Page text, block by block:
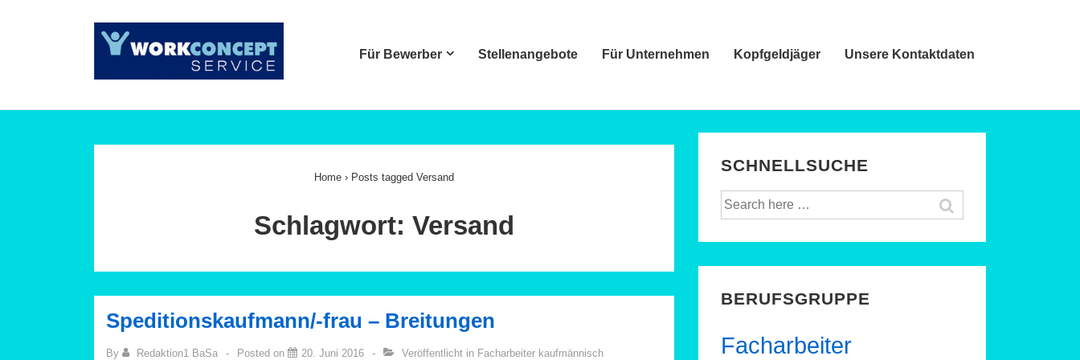
Für Bewerber Stellenangebote Für Unternehmen Kopfgeldjäger Unsere Kontaktdaten
Home › Posts tagged Versand
Schlagwort:Versand
Speditionskaufmann/-frau – Breitungen
By Redaktion1 BaSa Posted on 20. Juni 2016 Veröffentlicht in Facharbeiter kaufmännisch
SCHNELLSUCHE
Suche
nach:
BERUFSGRUPPE
Facharbeiter